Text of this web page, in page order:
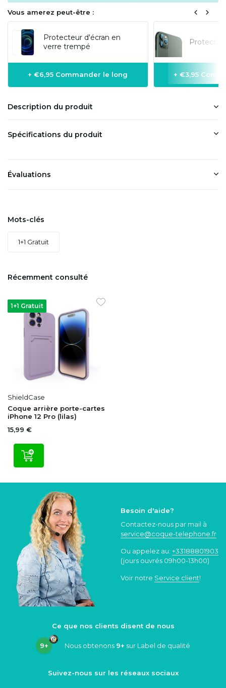
Vous amerez peut-être :
Protecteur d'écran en
verre trempé
+ €6,95 Commander le long + €3,95
Description du produit
Spécifications du produit
Évaluations
Mots-clés
1+1 Gratuit
Récemment consulté
1+1 Gratuit
ShieldCase
Coque arrière porte-cartes
iPhone 12 Pro (lilas)
15,99 €
Besoin d'aide?
Contactez-nous par mail à
service@coque-telephone.fr
Ou appelez au: +33188801903
(jours ouvrés 09h00-13h00)
Voir notre Service client!
Ce que nos clients disent de nous
9+ Nous obtenons 9+ sur Label de qualité
Suivez-nous sur les réseaux sociaux